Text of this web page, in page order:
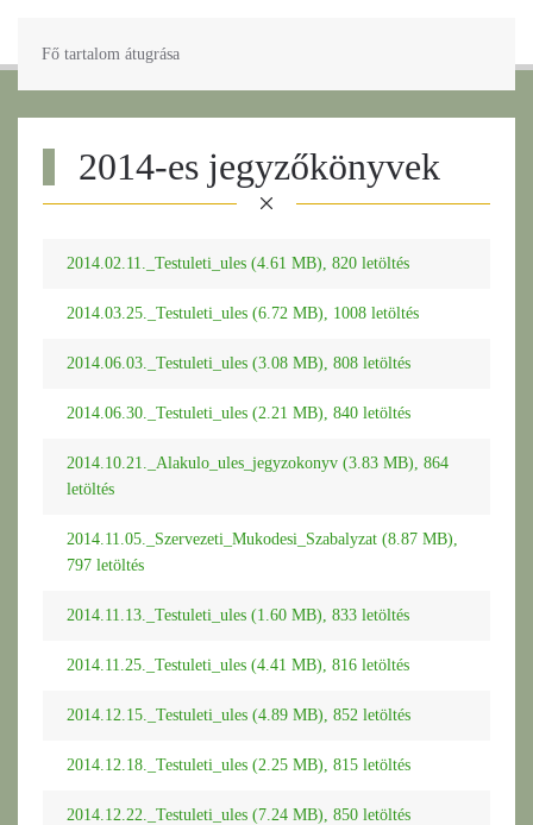
Fő tartalom átugrása
2014-es jegyzőkönyvek
2014.02.11._Testuleti_ules (4.61 MB), 820 letöltés
2014.03.25._Testuleti_ules (6.72 MB), 1008 letöltés
2014.06.03._Testuleti_ules (3.08 MB), 808 letöltés
2014.06.30._Testuleti_ules (2.21 MB), 840 letöltés
2014.10.21._Alakulo_ules_jegyzokonyv (3.83 MB), 864
letöltés
2014.11.05._Szervezeti_Mukodesi_Szabalyzat (8.87 MB),
797 letöltés
2014.11.13._Testuleti_ules (1.60 MB), 833 letöltés
2014.11.25._Testuleti_ules (4.41 MB), 816 letöltés
2014.12.15._Testuleti_ules (4.89 MB), 852 letöltés
2014.12.18._Testuleti_ules (2.25 MB), 815 letöltés
2014.12.22._Testuleti_ules (7.24 MB), 850 letöltés